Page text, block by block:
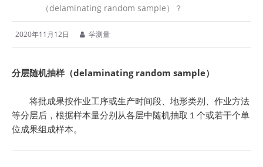
（delaminating random sample）？
2020年11月12日 学测量
分层随机抽样（delaminating random sample）
将批成果按作业工序或生产时间段、地形类别、作业方法
等分层后，根据样本量分别从各层中随机抽取１个或若干个单
位成果组成样本。